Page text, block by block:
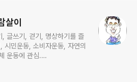
살이
글쓰기, 걷기, 명상하기를 즐
시민운동, 소비자운동, 자연의
운동에 관심.
ymcaman